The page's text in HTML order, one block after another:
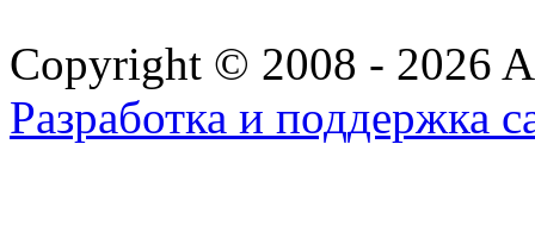
Copyright © 2008 - 2026
Разработка и поддержка